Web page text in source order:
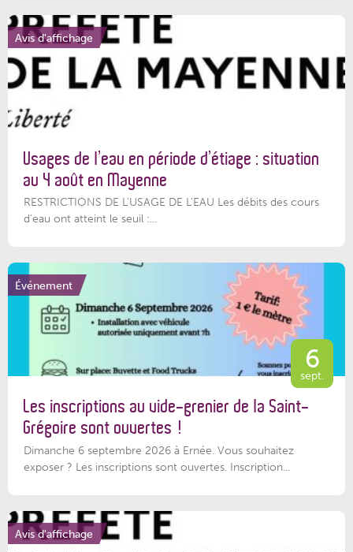
Avis d'affichage
Usages de l’eau en période d’étiage : situation
au 4 août en Mayenne
RESTRICTIONS DE L’USAGE DE L’EAU Les débits des cours
d'eau ont atteint le seuil :...
Événement
6
sept.
Les inscriptions au vide-grenier de la Saint-
Grégoire sont ouvertes !
Dimanche 6 septembre 2026 à Ernée. Vous souhaitez
exposer ? Les inscriptions sont ouvertes. Inscription...
Avis d'affichage